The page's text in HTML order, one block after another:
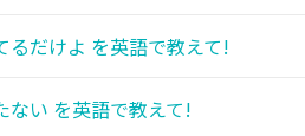
るだけよ を英語で教えて!
ない を英語で教えて!